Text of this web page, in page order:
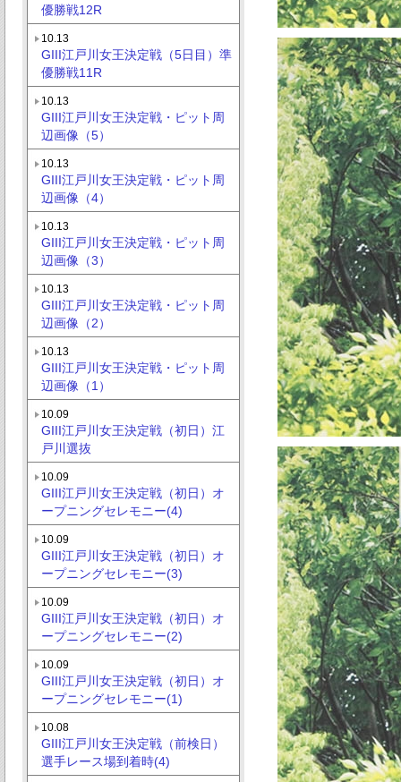
優勝戦12R
10.13
GIII江戸川女王決定戦（5日目）準
優勝戦11R
10.13
GIII江戸川女王決定戦・ピット周
辺画像（5）
10.13
GIII江戸川女王決定戦・ピット周
辺画像（4）
10.13
GIII江戸川女王決定戦・ピット周
辺画像（3）
10.13
GIII江戸川女王決定戦・ピット周
辺画像（2）
10.13
GIII江戸川女王決定戦・ピット周
辺画像（1）
10.09
GIII江戸川女王決定戦（初日）江
戸川選抜
10.09
GIII江戸川女王決定戦（初日）オ
ープニングセレモニー(4)
10.09
GIII江戸川女王決定戦（初日）オ
ープニングセレモニー(3)
10.09
GIII江戸川女王決定戦（初日）オ
ープニングセレモニー(2)
10.09
GIII江戸川女王決定戦（初日）オ
ープニングセレモニー(1)
10.08
GIII江戸川女王決定戦（前検日）
選手レース場到着時(4)